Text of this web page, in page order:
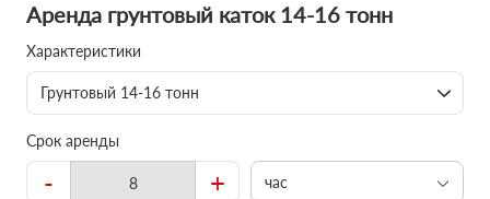
Аренда грунтовый каток 14-16 тонн
Характеристики
Грунтовый 14-16 тонн
Срок аренды
- + час